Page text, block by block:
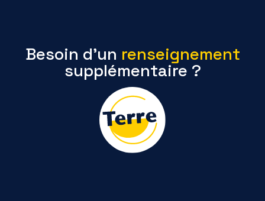
Besoin d’un renseignement
supplémentaire ?